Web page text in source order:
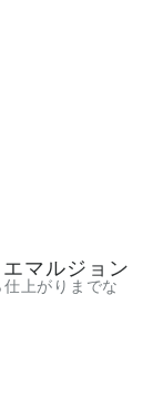
マルジョン
上がりまでな